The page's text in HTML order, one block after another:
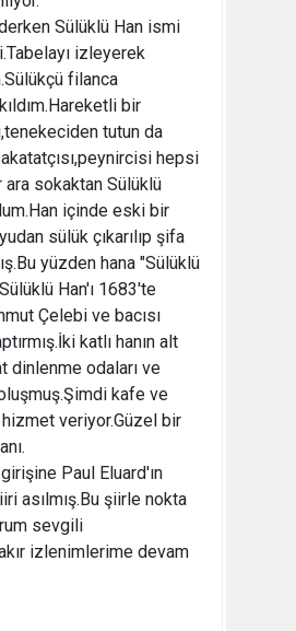
Sülüklü Han ismi
izleyerek
filanca
bir
tutun da
hepsi
ara sokaktan Sülüklü
içinde eski bir
sülük çıkarılıp şifa
yüzden hana "Sülüklü
Han'ı 1683'te
Çelebi ve bacısı
katlı hanın alt
dinlenme odaları ve
kafe ve
veriyor.Güzel bir
Paul Eluard'ın
asılmış.Bu şiirle nokta
sevgili
izlenimlerime devam